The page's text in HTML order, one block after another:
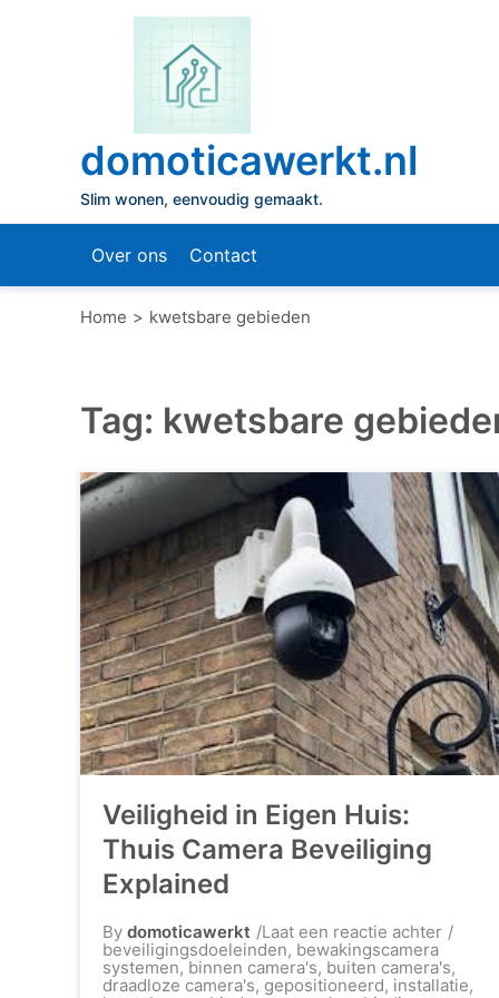
domoticawerkt.nl
Slim wonen, eenvoudig gemaakt.
Over ons Contact
Home kwetsbare gebieden
Tag: kwetsbare
Veiligheid in Eigen Huis:
Thuis Camera Beveiliging
Explained
By domoticawerkt Laat een reactie achterop
in
Eigen
beveiligingsdoeleinden, bewakingscamera
systemen, binnen camera's, buiten camera's,
draadloze camera's, gepositioneerd, installatie,